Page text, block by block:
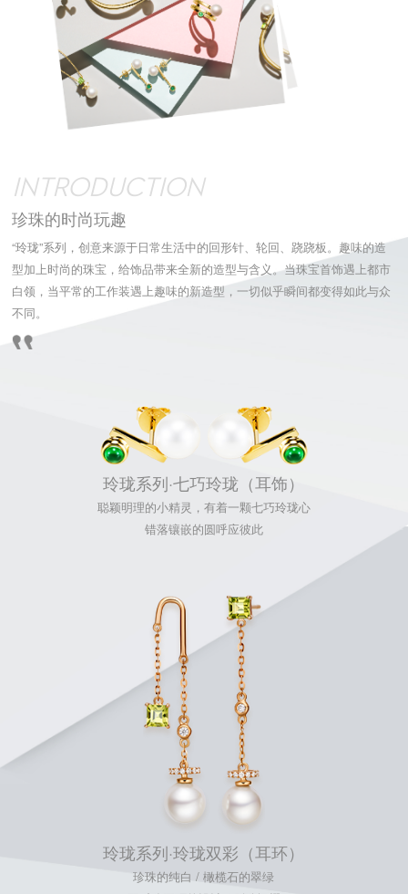
INTRODUCTION
珍珠的时尚玩趣
“玲珑”系列，创意来源于日常生活中的回形针、轮回、跷跷板。趣味的造
型加上时尚的珠宝，给饰品带来全新的造型与含义。当珠宝首饰遇上都市
白领，当平常的工作装遇上趣味的新造型，一切似乎瞬间都变得如此与众
不同。
玲珑系列·七巧玲珑（耳饰）
聪颖明理的小精灵，有着一颗七巧玲珑心
错落镶嵌的圆呼应彼此
玲珑系列·玲珑双彩（耳环）
珍珠的纯白 / 橄榄石的翠绿